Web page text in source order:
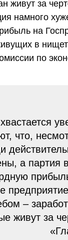
живут за
намного
на
в
по
что,
а партия
–
живут за